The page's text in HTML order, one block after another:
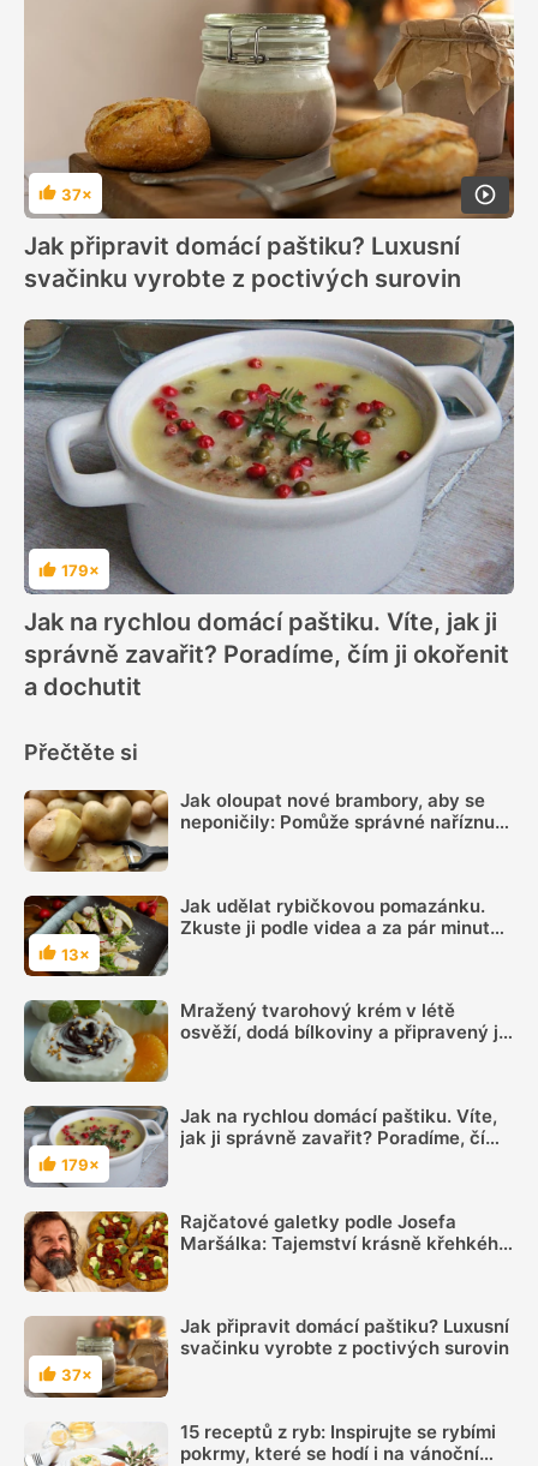
Hodnocení
37×
Jak připravit domácí paštiku? Luxusní
svačinku vyrobte z poctivých surovin
Hodnocení
179×
Jak na rychlou domácí paštiku. Víte, jak ji
správně zavařit? Poradíme, čím ji okořenit
a dochutit
Přečtěte si
Jak oloupat nové brambory, aby se
neponičily: Pomůže správné naříznutí
Hodnocení
13×
Jak udělat rybičkovou pomazánku.
Zkuste ji podle videa a za pár minut
Mražený tvarohový krém v létě
osvěží, dodá bílkoviny a připravený je
Hodnocení
179×
Jak na rychlou domácí paštiku. Víte,
jak ji správně zavařit? Poradíme, čím
Rajčatové galetky podle Josefa
Maršálka: Tajemství krásně křehkého
Hodnocení
37×
Jak připravit domácí paštiku? Luxusní
svačinku vyrobte z poctivých surovin
15 receptů z ryb: Inspirujte se rybími
pokrmy, které se hodí i na vánoční